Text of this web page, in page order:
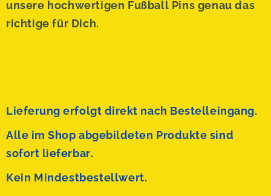
unsere hochwertigen Fußball Pins genau das
richtige für Dich.
Lieferung erfolgt direkt nach Bestelleingang.
Alle im Shop abgebildeten Produkte sind
sofort lieferbar.
Kein Mindestbestellwert.